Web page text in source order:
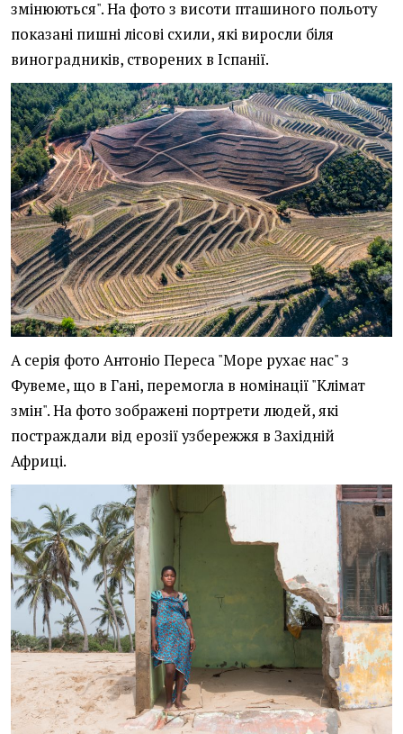
змінюються". На фото з висоти пташиного польоту
показані пишні лісові схили, які виросли біля
виноградників, створених в Іспанії.
А серія фото Антоніо Переса "Море рухає нас" з
Фувеме, що в Гані, перемогла в номінації "Клімат
змін". На фото зображені портрети людей, які
постраждали від ерозії узбережжя в Західній
Африці.